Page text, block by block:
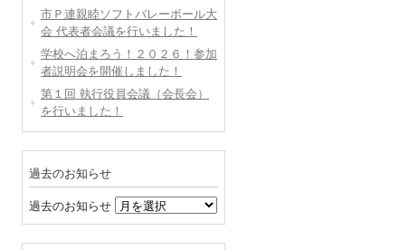
市Ｐ連親睦ソフトバレーボール大
会 代表者会議を行いました！
学校へ泊まろう！２０２６！参加
者説明会を開催しました！
第１回 執行役員会議（会長会）
を行いました！
過去のお知らせ
過去のお知らせ